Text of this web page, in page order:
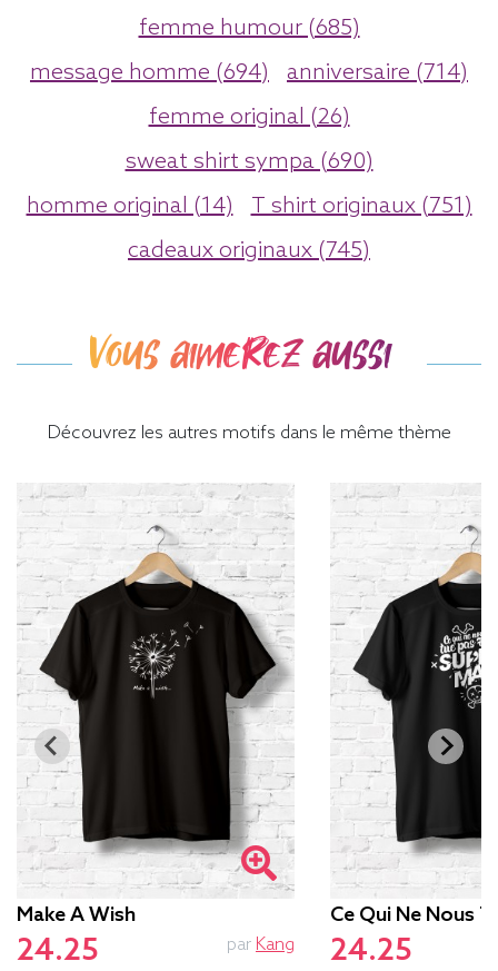
femme humour (685)
message homme (694)
anniversaire (714)
femme original (26)
sweat shirt sympa (690)
homme original (14)
T shirt originaux (751)
cadeaux originaux (745)
Vous aimerez aussi
Découvrez les autres motifs dans le même thème
Make A Wish
24.25 par Kang
Ce Qui Ne Nous
24.25